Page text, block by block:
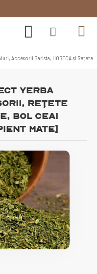
Accesorii Barista, HORECA și Rețete
yerba
rețete
bol ceai
mate]